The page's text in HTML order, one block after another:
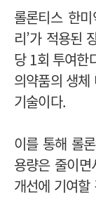
롤론티스 한
리’가 적용된
당 1회 투여한
의약품의 생
기술이다.
이를 통해 롤
용량은 줄이
개선에 기여할